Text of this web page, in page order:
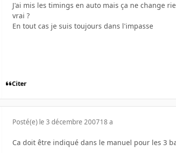
J'ai mis les timings en auto mais ça ne change
vrai ?
En tout cas je suis toujours dans l'impasse
Citer
Posté(e) le 3 décembre 200718 a
Ca doit être indiqué dans le manuel pour les 3